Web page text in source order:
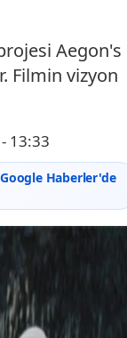
Aegon's
Filmin vizyon
13:33
Haberler'de